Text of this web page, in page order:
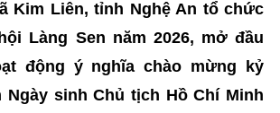
Kim Liên, tỉnh Nghệ An tổ chức
Làng Sen năm 2026, mở đầu
động ý nghĩa chào mừng kỷ
Ngày sinh Chủ tịch Hồ Chí Minh